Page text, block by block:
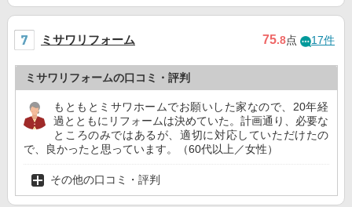
ミサワリフォーム 75.8点 17件
ミサワリフォームの口コミ・評判
もともとミサワホームでお願いした家なので、20年経
過とともにリフォームは決めていた。計画通り、必要な
ところのみではあるが、適切に対応していただけたの
で、良かったと思っています。（60代以上／女性）
その他の口コミ・評判